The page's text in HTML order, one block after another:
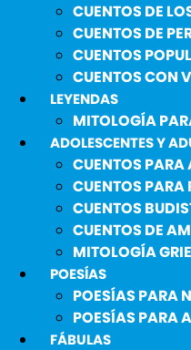
CUENTOS DE
CUENTOS DE
CUENTOS
CUENTOS CON
LEYENDAS
MITOLOGÍA
ADOLESCENTES Y
CUENTOS PARA
CUENTOS PARA
CUENTOS
CUENTOS DE
MITOLOGÍA
POESÍAS
POESÍAS PARA
POESÍAS PARA
FÁBULAS